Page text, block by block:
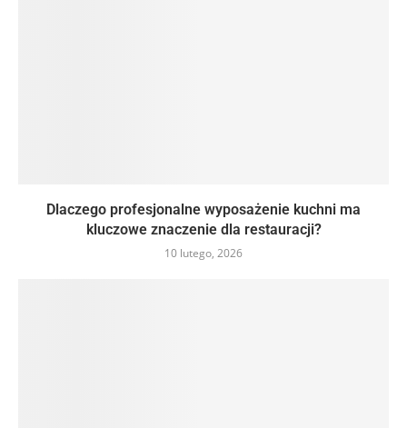
Dlaczego profesjonalne wyposażenie kuchni ma
kluczowe znaczenie dla restauracji?
10 lutego, 2026